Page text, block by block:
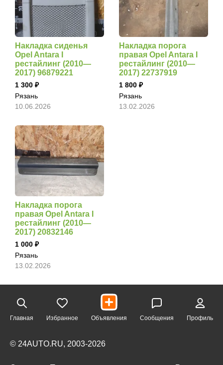
Накладка сиденья
Opel Antara I
рестайлинг (2010—
2017) 96879221
1 300
Рязань
10.06.2026
Накладка порога
правая Opel Antara I
рестайлинг (2010—
2017) 22737919
1 800
Рязань
13.02.2026
Накладка порога
правая Opel Antara I
рестайлинг (2010—
2017) 20832146
1 000
Рязань
13.02.2026
Главная Избранное Объявления Сообщения Профиль
© 24AUTO.RU, 2003-2026